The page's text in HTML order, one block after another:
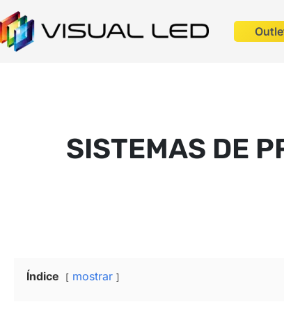
SISTEMAS DE
Índice mostrar